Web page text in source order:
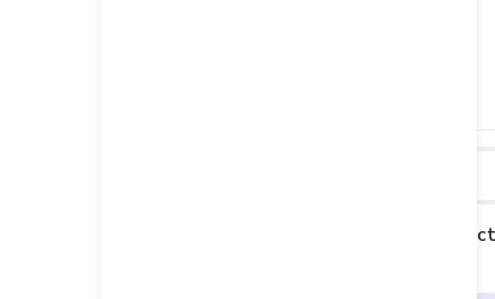
Descripción del